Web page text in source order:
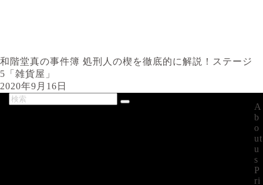
和階堂真の事件簿 処刑人の楔を徹底的に解説！ステージ
5「雑貨屋」
2020年9月16日
A
b
o
ut
u
s
P
ri